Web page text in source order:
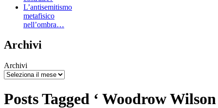
L’antisemitismo
metafisico
nell’ombra…
Archivi
Archivi
Posts Tagged ‘ Woodrow Wilson